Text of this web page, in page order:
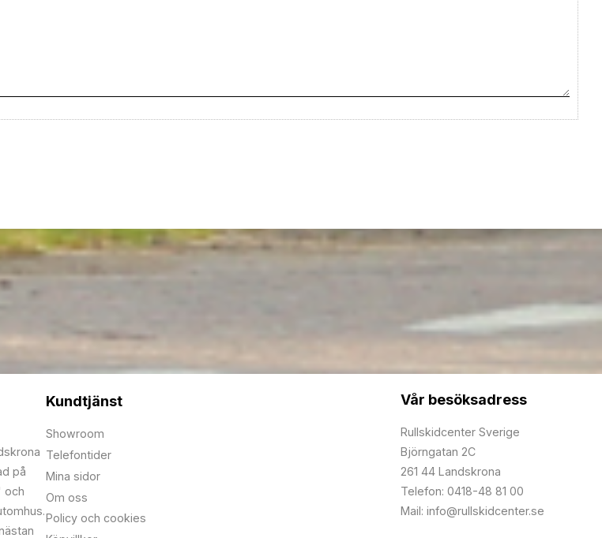
på
och
Kundtjänst
Showroom
Telefontider
Mina sidor
Om oss
Policy och cookies
Vår besöksadress
Rullskidcenter Sverige
Björngatan 2C
261 44 Landskrona
Telefon: 0418-48 81 00
Mail: info@rullskidcenter.se